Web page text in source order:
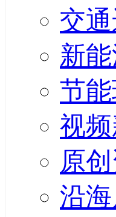
交
新
节
视频
原
沿